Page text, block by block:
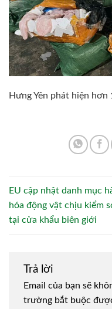
Hưng Yên phát hiện
EU cập nhật danh mục
hóa động vật chịu kiểm
tại cửa khẩu biên giới
Trả lời
Email của bạn sẽ
trường bắt buộc